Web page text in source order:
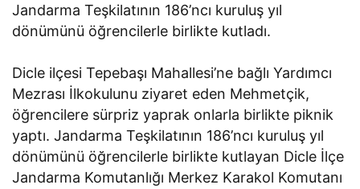
Jandarma Teşkilatının 186’ncı kuruluş yıl
dönümünü öğrencilerle birlikte kutladı.
Dicle ilçesi Tepebaşı Mahallesi’ne bağlı Yardımcı
Mezrası İlkokulunu ziyaret eden Mehmetçik,
öğrencilere sürpriz yaprak onlarla birlikte piknik
yaptı. Jandarma Teşkilatının 186’ncı kuruluş yıl
dönümünü öğrencilerle birlikte kutlayan Dicle İlçe
Jandarma Komutanlığı Merkez Karakol Komutanı